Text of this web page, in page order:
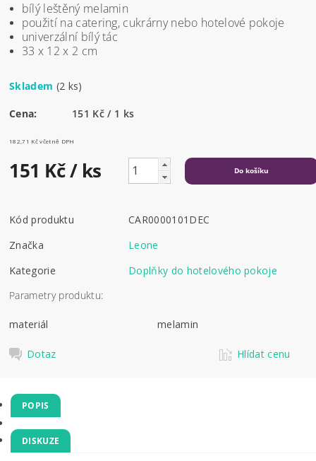
bílý leštěný melamin
použití na catering, cukrárny nebo hotelové pokoje
univerzální bílý tác
33 x 12 x 2 cm
Skladem (2 ks)
Cena: 151 Kč / 1 ks
182,71 Kč včetně DPH
151 Kč/ ks
Kód produktu
CAR0000101DEC
Značka
Leone
Kategorie
Doplňky do hotelového pokoje
Parametry produktu:
materiál melamin
Dotaz Hlídat cenu
POPIS
DISKUZE